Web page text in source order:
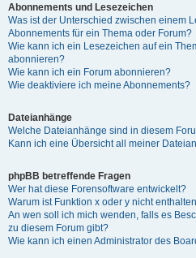
Abonnements und Lesezeichen
Was ist der Unterschied zwischen einem
Abonnements für ein Thema oder Forum?
Wie kann ich ein Lesezeichen auf ein
abonnieren?
Wie kann ich ein Forum abonnieren?
Wie deaktiviere ich meine Abonnements?
Dateianhänge
Welche Dateianhänge sind in diesem
Kann ich eine Übersicht all meiner
phpBB betreffende Fragen
Wer hat diese Forensoftware entwickelt?
Warum ist Funktion x oder y nicht
An wen soll ich mich wenden, falls es
zu diesem Forum gibt?
Wie kann ich einen Administrator des